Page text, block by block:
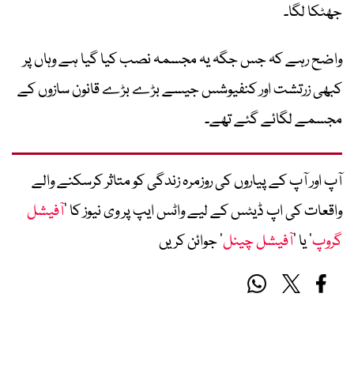
جھٹکا لگا۔
واضح رہے کہ جس جگہ یہ مجسمہ نصب کیا گیا ہے وہاں پر
کبھی زرتشت اور کنفیوشس جیسے بڑے بڑے قانون سازوں کے
مجسمے لگائے گئے تھے۔
آپ اور آپ کے پیاروں کی روزمرہ زندگی کو متاثر کرسکنے والے
واقعات کی اپ ڈیٹس کے لیے واٹس ایپ پر وی نیوز کا ’آفیشل
گروپ‘ یا ’آفیشل چینل‘ جوائن کریں